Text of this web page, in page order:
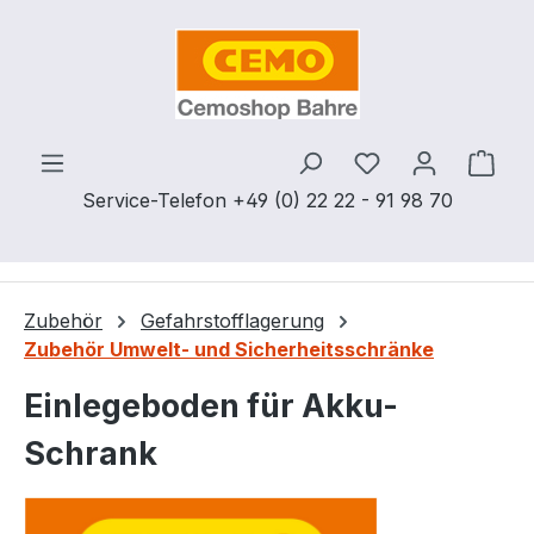
Zum Hauptinhalt springen
Service-Telefon +49 (0) 22 22 - 91 98 70
Du hast 0
Zubehör
Gefahrstofflagerung
Zubehör Umwelt- und Sicherheitsschränke
Einlegeboden für Akku-
Schrank